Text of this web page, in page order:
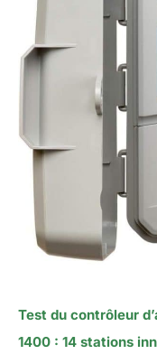
Test du contrôleur
1400 : 14 stations